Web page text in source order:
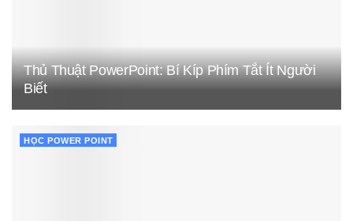
Thủ Thuật PowerPoint: Bí Kíp Phím Tắt Ít Người
Biết
HỌC POWER POINT